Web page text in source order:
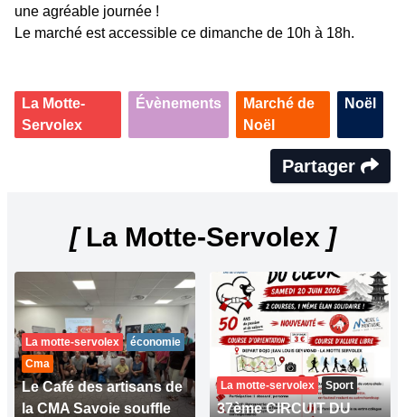
une agréable journée !
Le marché est accessible ce dimanche de 10h à 18h.
La Motte-
Servolex
Évènements
Marché de
Noël
Noël
Partager
[La Motte-Servolex ]
La motte-servolex
économie
Cma
Le Café des artisans de
la CMA Savoie souffle
La motte-servolex Sport
37ème CIRCUIT DU